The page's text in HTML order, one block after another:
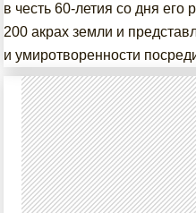
в честь 60-летия со дня
200 акрах земли и
и умиротворенности